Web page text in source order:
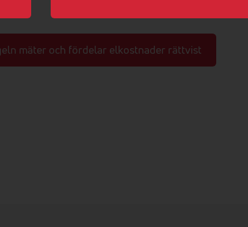
mäter och fördelar elkostnader rättvist